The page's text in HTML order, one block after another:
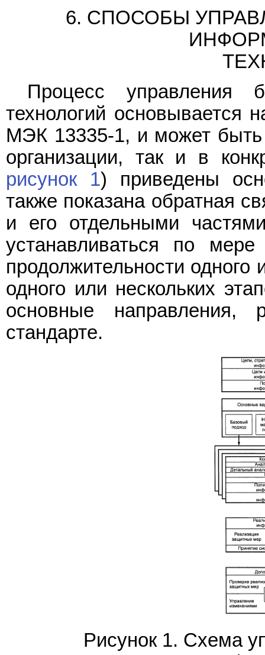
6. СПОСОБЫ
Процесс управления
технологий
МЭК 13335-1, и может быть
организации, так и в
рисунок 1) приведены
также показана обратная
и его отдельными
устанавливаться по
продолжительности одного
одного или нескольких
основные направления,
стандарте.
Рисунок 1. Схема